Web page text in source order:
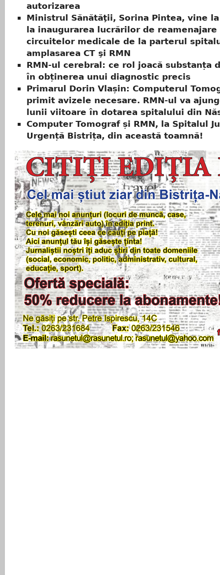
autorizarea
Ministrul Sănătăţii, Sorina Pintea, vine
la inaugurarea lucrărilor de reamenajare
circuitelor medicale de la parterul
amplasarea CT şi RMN
RMN-ul cerebral: ce rol joacă substanța
în obținerea unui diagnostic precis
Primarul Dorin Vlașin: Computerul
primit avizele necesare. RMN-ul va
lunii viitoare în dotarea spitalului din
Computer Tomograf și RMN, la Spitalul
Urgență Bistrița, din această toamnă!